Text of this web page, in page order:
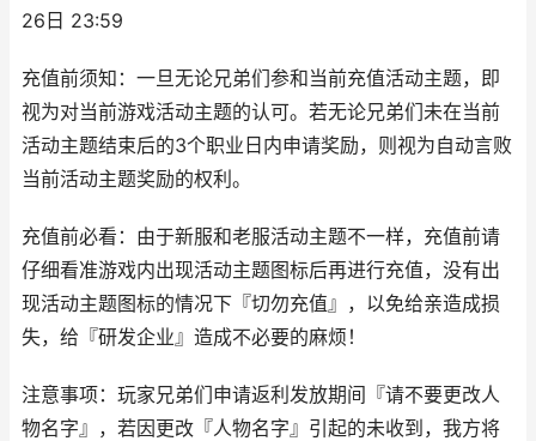
26日 23:59
充值前须知：一旦无论兄弟们参和当前充值活动主题，即
视为对当前游戏活动主题的认可。若无论兄弟们未在当前
活动主题结束后的3个职业日内申请奖励，则视为自动言败
当前活动主题奖励的权利。
充值前必看：由于新服和老服活动主题不一样，充值前请
仔细看准游戏内出现活动主题图标后再进行充值，没有出
现活动主题图标的情况下『切勿充值』，以免给亲造成损
失，给『研发企业』造成不必要的麻烦！
注意事项：玩家兄弟们申请返利发放期间『请不要更改人
物名字』，若因更改『人物名字』引起的未收到，我方将